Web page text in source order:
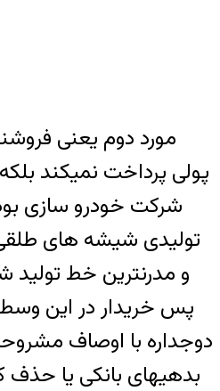
مورد دوم یعنی
پولی پرداخت نمیکند
شرکت خودرو سازی
تولیدی شیشه های طلقی
و مدرنترین خط
پس خریدار در این
دوجداره با اوصاف